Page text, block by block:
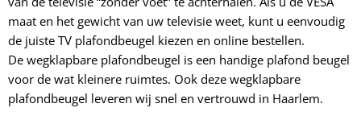
maat en het gewicht van uw televisie weet, kunt u eenvoudig
de juiste TV plafondbeugel kiezen en online bestellen.
De wegklapbare plafondbeugel is een handige plafond beugel
voor de wat kleinere ruimtes. Ook deze wegklapbare
plafondbeugel leveren wij snel en vertrouwd in Haarlem.